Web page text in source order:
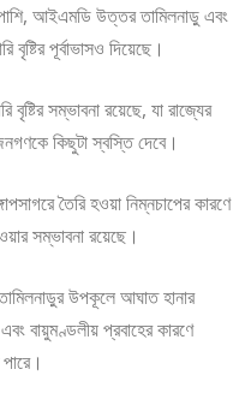
আইএমডি উত্তর তামিলনাড়ু এবং
পূর্বাভাসও দিয়েছে।
সম্ভাবনা রয়েছে, যা রাজ্যের
কিছুটা স্বস্তি দেবে।
তৈরি হওয়া নিম্নচাপের কারণে
সম্ভাবনা রয়েছে।
উপকূলে আঘাত হানার
বায়ুমণ্ডলীয় প্রবাহের কারণে